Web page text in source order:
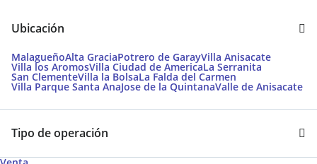
Ubicación
MalagueñoAlta GraciaPotrero de GarayVilla Anisacate
Villa los AromosVilla Ciudad de AmericaLa Serranita
San ClementeVilla la BolsaLa Falda del Carmen
Villa Parque Santa AnaJose de la QuintanaValle de Anisacate
Tipo de operación